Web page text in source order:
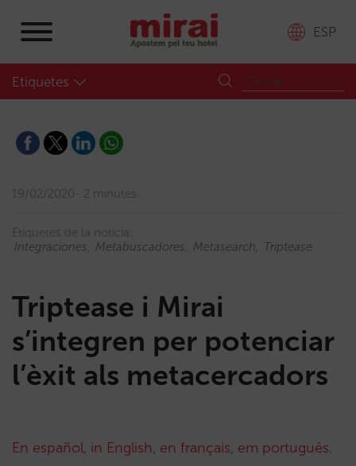
ESP
Etiquetes
19/02/2020 2 minutes
Etiquetes de la notícia:
Integraciones
Metabuscadores Metasearch Triptease
Triptease i Mirai
s’integren per potenciar
l’èxit als metacercadors
En español, in English, en français, em português.